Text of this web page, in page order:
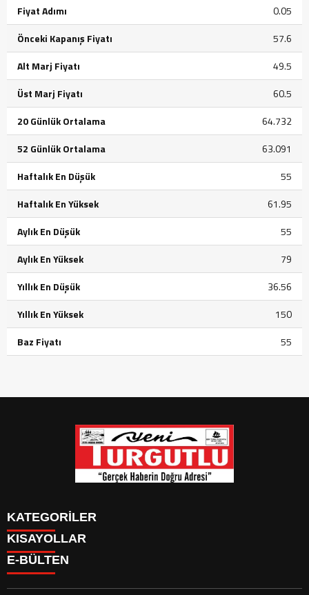
Fiyat Adımı
0.05
Önceki Kapanış Fiyatı
57.6
Alt Marj Fiyatı
49.5
Üst Marj Fiyatı
60.5
20 Günlük Ortalama
64.732
52 Günlük Ortalama
63.091
Haftalık En Düşük
55
Haftalık En Yüksek
61.95
Aylık En Düşük
55
Aylık En Yüksek
79
Yıllık En Düşük
36.56
Yıllık En Yüksek
150
Baz Fiyatı
55
KATEGORİLER
GÜNDEM
SİYASET
KISAYOLLAR
GÜNDEM
SİYASET
E-BÜLTEN